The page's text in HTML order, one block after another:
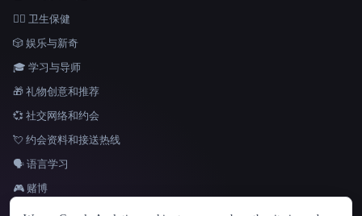
语言
👩‍⚕️ 卫生保健
🎲 娱乐与新奇
🎓 学习与导师
🎁 礼物创意和推荐
💞 社交网络和约会
💘 约会资料和接送热线
🗣️ 语言学习
🎮 赌博